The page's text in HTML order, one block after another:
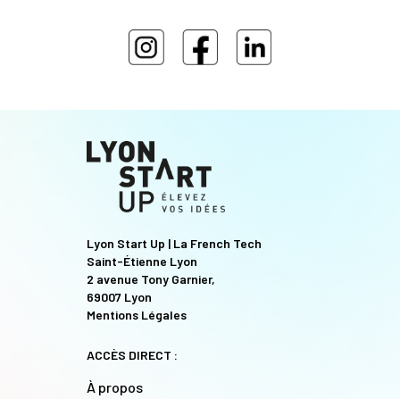
Lyon Start Up | La French Tech
Saint-Étienne Lyon
2 avenue Tony Garnier,
69007 Lyon
Mentions Légales
ACCÈS DIRECT :
À propos